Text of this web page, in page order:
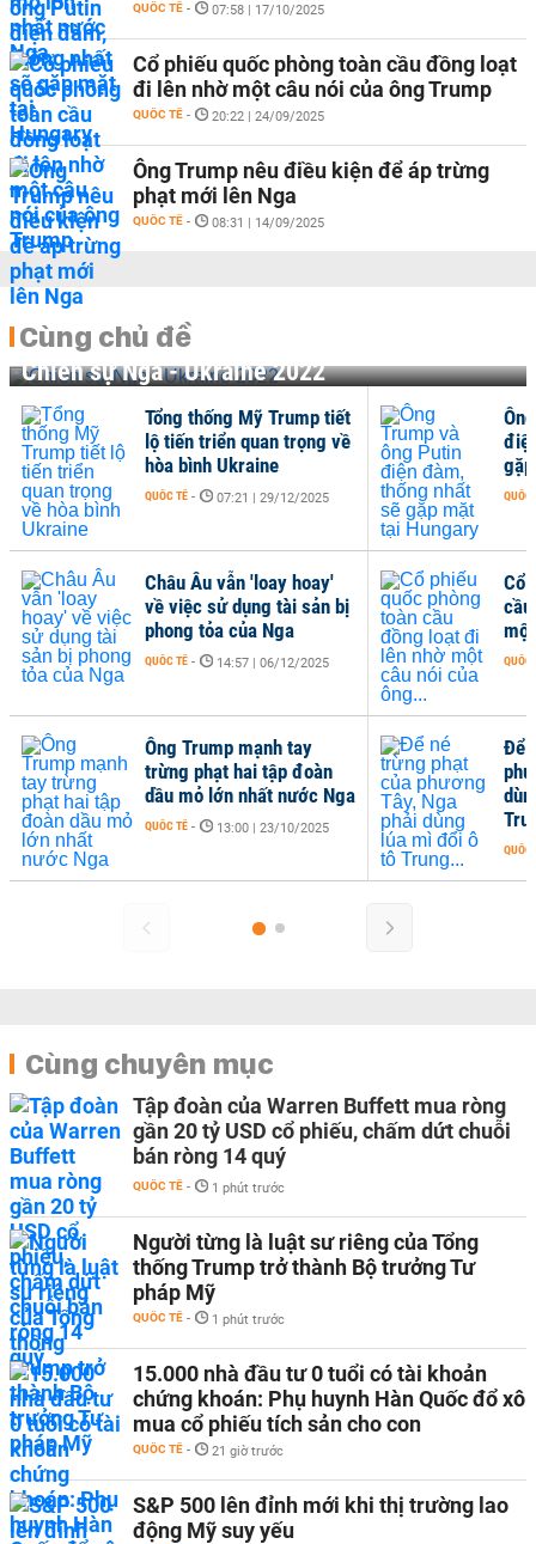
QUỐC TẾ - 07:58 | 17/10/2025
Cổ phiếu quốc phòng toàn cầu đồng loạt
đi lên nhờ một câu nói của ông Trump
QUỐC TẾ - 20:22 | 24/09/2025
Ông Trump nêu điều kiện để áp trừng
phạt mới lên Nga
QUỐC TẾ - 08:31 | 14/09/2025
Cùng chủ đề
Chiến sự Nga - Ukraine 2022
Tổng thống Mỹ Trump tiết
lộ tiến triển quan trọng về
hòa bình Ukraine
QUỐC TẾ - 07:21 | 29/12/2025
Châu Âu vẫn 'loay hoay'
về việc sử dụng tài sản bị
phong tỏa của Nga
QUỐC TẾ - 14:57 | 06/12/2025
Ông Trump mạnh tay
trừng phạt hai tập đoàn
dầu mỏ lớn nhất nước Nga
QUỐC TẾ - 13:00 | 23/10/2025
QUỐC
Cổ
QUỐC
Để
QUỐC
Cùng chuyên mục
Tập đoàn của Warren Buffett mua ròng
gần 20 tỷ USD cổ phiếu, chấm dứt chuỗi
bán ròng 14 quý
QUỐC TẾ - 1 phút trước
Người từng là luật sư riêng của Tổng
thống Trump trở thành Bộ trưởng Tư
pháp Mỹ
QUỐC TẾ - 1 phút trước
15.000 nhà đầu tư 0 tuổi có tài khoản
chứng khoán: Phụ huynh Hàn Quốc đổ xô
mua cổ phiếu tích sản cho con
QUỐC TẾ - 21 giờ trước
S&P 500 lên đỉnh mới khi thị trường lao
động Mỹ suy yếu